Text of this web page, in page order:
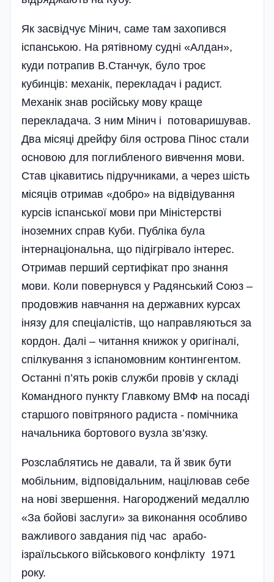
Як засвідчує Мінич, саме там захопився
іспанською. На рятівному судні «Алдан»,
куди потрапив В.Станчук, було троє
кубинців: механік, перекладач і радист.
Механік знав російську мову краще
перекладача. З ним Мінич і потоваришував.
Два місяці дрейфу біля острова Пінос стали
основою для поглибленого вивчення мови.
Став цікавитись підручниками, а через шість
місяців отримав «добро» на відвідування
курсів іспанської мови при Міністерстві
іноземних справ Куби. Публіка була
інтернаціональна, що підігрівало інтерес.
Отримав перший сертифікат про знання
мови. Коли повернувся у Радянський Союз –
продовжив навчання на державних курсах
інязу для спеціалістів, що направляються за
кордон. Далі – читання книжок у оригіналі,
спілкування з іспаномовним контингентом.
Останні п’ять років служби провів у складі
Командного пункту Главкому ВМФ на посаді
старшого повітряного радиста - помічника
начальника бортового вузла зв’язку.
Розслаблятись не давали, та й звик бути
мобільним, відповідальним, націлював себе
на нові звершення. Нагороджений медаллю
«За бойові заслуги» за виконання особливо
важливого завдания під час арабо-
ізраїльського військового конфлікту 1971
року.